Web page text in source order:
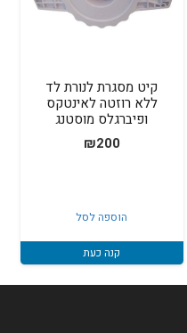
קיט מסגרת לנורת לד
ללא רוזטה לאינטקס
ופיברגלס מוסטנג
₪200
הוספה לסל
קנה כעת